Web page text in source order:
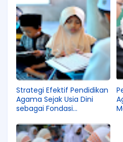
Strategi Efektif Pendidikan
Agama Sejak Usia Dini
sebagai Fondasi
Emosional, dan Sosial Anak
di Era Digital